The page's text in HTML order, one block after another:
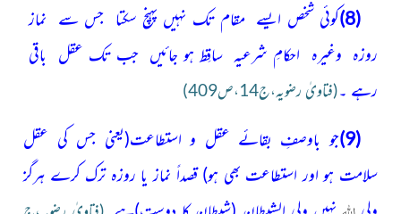
(8)
کوئی شخص ایسے مقام تک نہیں پہنچ سکتا جس سے نماز
روزہ وغیرہ احکامِ شرعیہ ساقِط ہو جائیں جب تک عقل باقی
رہے ۔(فتاویٰ رضویہ،ج14،ص409)
(9) جو باوصفِ بقائے عقل و استطاعت(یعنی جس کی عقل
سلامت ہو اور استطاعت بھی ہو)قصداً نماز یا روزہ ترک کرے ہرگز